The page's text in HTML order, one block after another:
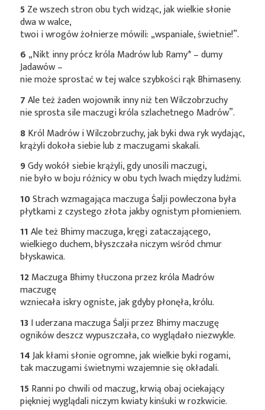
5Ze wszech stron obu tych widząc, jak wielkie słonie
dwa w walce,
twoi i wrogów żołnierze mówili: „wspaniale, świetnie!”.
6 „Nikt inny prócz króla Madrów lub Ramy*– dumy
Jadawów –
nie może sprostać w tej walce szybkości rąk Bhimaseny.
7Ale też żaden wojownik inny niż ten Wilczobrzuchy
nie sprosta sile maczugi króla szlachetnego Madrów”.
8Król Madrów i Wilczobrzuchy, jak byki dwa ryk wydając,
krążyli dokoła siebie lub z maczugami skakali.
9Gdy wokół siebie krążyli, gdy unosili maczugi,
nie było w boju różnicy w obu tych lwach między ludźmi.
10Strach wzmagająca maczuga Śalji powleczona była
płytkami z czystego złota jakby ognistym płomieniem.
11Ale też Bhimy maczuga, kręgi zataczającego,
wielkiego duchem, błyszczała niczym wśród chmur
błyskawica.
12Maczuga Bhimy tłuczona przez króla Madrów
maczugę
wzniecała iskry ogniste, jak gdyby płonęła, królu.
13I uderzana maczuga Śalji przez Bhimy maczugę
ogników deszcz wypuszczała, co wyglądało niezwykle.
14Jak kłami słonie ogromne, jak wielkie byki rogami,
tak maczugami świetnymi wzajemnie się okładali.
15Ranni po chwili od maczug, krwią obaj ociekający
piękniej wyglądali niczym kwiaty kinśuki w rozkwicie.